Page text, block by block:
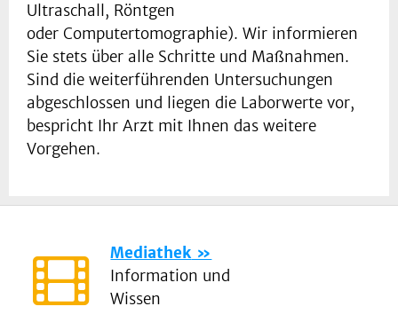
Ultraschall, Röntgen
oder Computertomographie). Wir informieren
Sie stets über alle Schritte und Maßnahmen.
Sind die weiterführenden Untersuchungen
abgeschlossen und liegen die Laborwerte vor,
bespricht Ihr Arzt mit Ihnen das weitere
Vorgehen.
Mediathek
Information und
Wissen